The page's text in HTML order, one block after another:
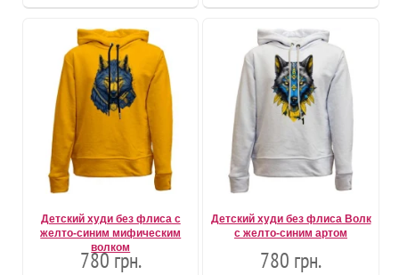
Детский худи без флиса с
желто-синим мифическим
волком
780 грн.
Детский худи без флиса Волк
с желто-синим артом
780 грн.